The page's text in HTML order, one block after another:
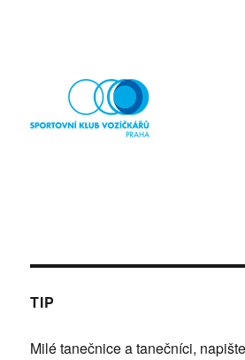
TIP
Milé tanečnice a tanečníci,